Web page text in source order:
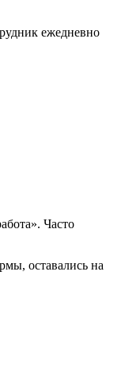
ежедневно
Часто
оставались на